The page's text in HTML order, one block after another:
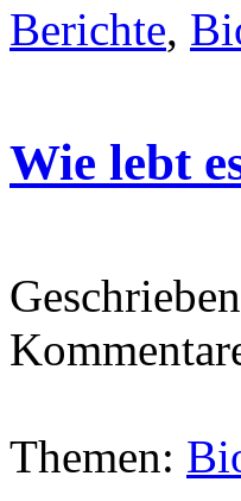
Berichte,
Wie lebt
Themen: